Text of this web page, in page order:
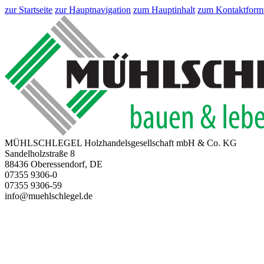
zur Startseite zur Hauptnavigation zum Hauptinhalt zum
MÜHLSCHLEGEL Holzhandelsgesellschaft mbH & Co. KG
Sandelholzstraße 8
88436 Oberessendorf, DE
07355 9306-0
07355 9306-59
info@muehlschlegel.de